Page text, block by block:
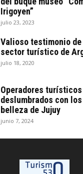
Irigoyen”
julio 23, 2023
Valioso testimonio de
sector turístico de
julio 18, 2020
Operadores
deslumbrados con
belleza de Jujuy
junio 7, 2024